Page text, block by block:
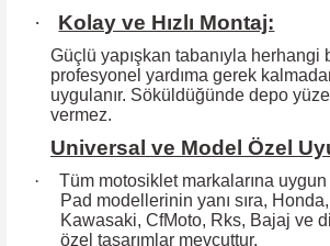
· Kolay ve Hızlı Montaj:
Güçlü yapışkan tabanıyla herhangi
profesyonel yardıma gerek
uygulanır. Söküldüğünde depo
vermez.
Universal ve Model Özel
·
Tüm motosiklet markalarına
Pad modellerinin yanı sıra,
Kawasaki, CfMoto, Rks, Bajaj ve
özel tasarımlar mevcuttur.